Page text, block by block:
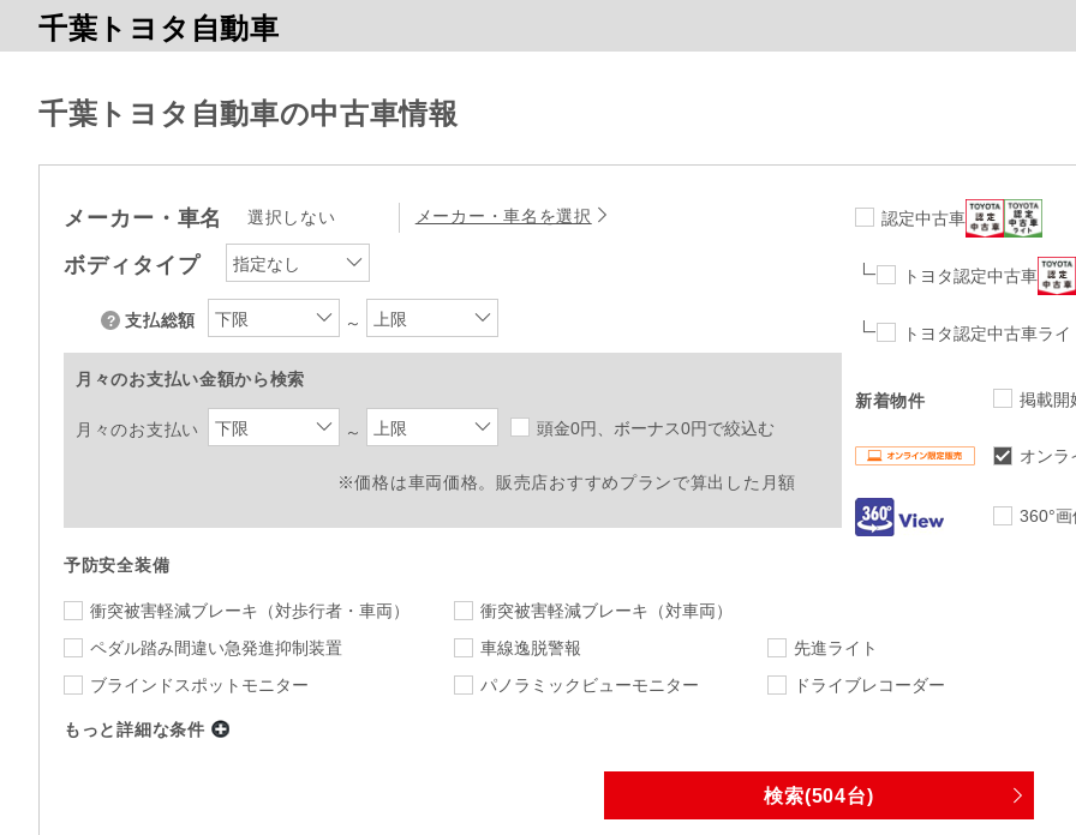
千葉トヨタ自動車
千葉トヨタ自動車の中古車情報
メーカー・車名 選択しない メーカー・車名を選択
ボディタイプ 指定なし
支払総額 下限 ～ 上限
月々のお支払い金額から検索
月々のお支払い 下限 ～ 上限 頭金0円、ボーナス0円で絞込む
※価格は車両価格。販売店おすすめプランで算出した月額
認定中古車
トヨタ認定中古車
トヨタ認定中古車ライ
新着物件 掲載開
オンラ
360°
予防安全装備
衝突被害軽減ブレーキ （対歩行者・車両）
衝突被害軽減ブレーキ（対車両）
ペダル踏み間違い急発進抑制装置
車線逸脱警報
先進ライト
ブラインドスポットモニター
パノラミックビューモニター ドライブレコーダー
もっと詳細な条件
走行距離 指定なし 車検 指定なし